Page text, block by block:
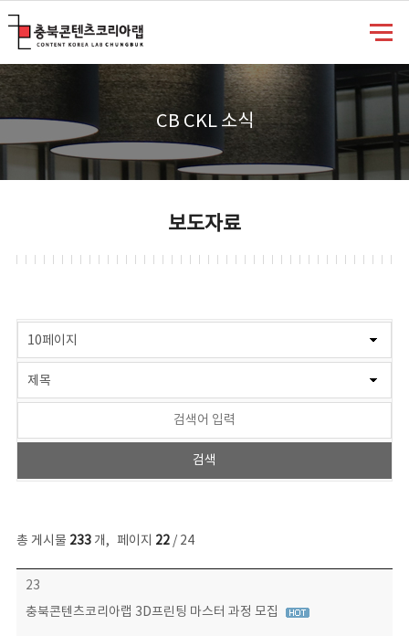
CB CKL 소식
보도자료
총 게시물 233개, 페이지 22/ 24
보도자료 목록 - 번호, 제목, 작성자, 파일, 조회수, 작성일 정보 제공
23
충북콘텐츠코리아랩 3D프린팅 마스터 과정 모집